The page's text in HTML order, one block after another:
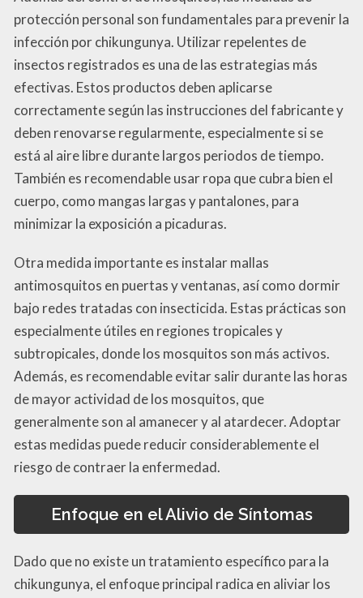
protección personal son fundamentales para prevenir la
infección por chikungunya. Utilizar repelentes de
insectos registrados es una de las estrategias más
efectivas. Estos productos deben aplicarse
correctamente según las instrucciones del fabricante y
deben renovarse regularmente, especialmente si se
está al aire libre durante largos periodos de tiempo.
También es recomendable usar ropa que cubra bien el
cuerpo, como mangas largas y pantalones, para
minimizar la exposición a picaduras.
Otra medida importante es instalar mallas
antimosquitos en puertas y ventanas, así como dormir
bajo redes tratadas con insecticida. Estas prácticas son
especialmente útiles en regiones tropicales y
subtropicales, donde los mosquitos son más activos.
Además, es recomendable evitar salir durante las horas
de mayor actividad de los mosquitos, que
generalmente son al amanecer y al atardecer. Adoptar
estas medidas puede reducir considerablemente el
riesgo de contraer la enfermedad.
Enfoque en el Alivio de Síntomas
Dado que no existe un tratamiento específico para la
chikungunya, el enfoque principal radica en aliviar los